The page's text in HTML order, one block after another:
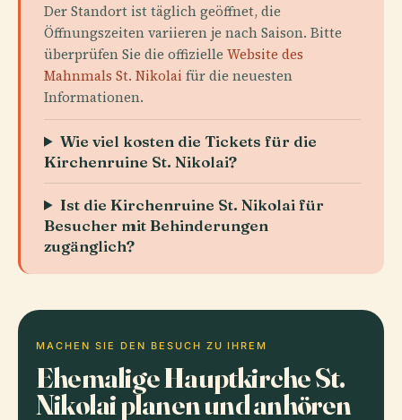
Der Standort ist täglich geöffnet, die
Öffnungszeiten variieren je nach Saison. Bitte
überprüfen Sie die offizielle Website des
Mahnmals St. Nikolai für die neuesten
Informationen.
Wie viel kosten die Tickets für die
Kirchenruine St. Nikolai?
Ist die Kirchenruine St. Nikolai für
Besucher mit Behinderungen
zugänglich?
MACHEN SIE DEN BESUCH ZU IHREM
Ehemalige Hauptkirche St.
Nikolai planen und anhören